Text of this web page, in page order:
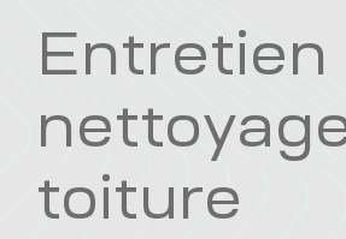
Entretien
toiture